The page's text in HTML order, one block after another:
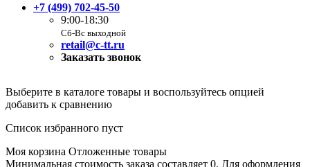
+7 (499) 702-45-50
9:00-18:30
Сб-Вс выходной
retail@c-tt.ru
Заказать звонок
Выберите в каталоге товары и воспользуйтесь опцией
добавить к сравнению
Список избранного пуст
Моя корзина Отложенные товары
Минимальная стоимость заказа составляет 0. Для оформления